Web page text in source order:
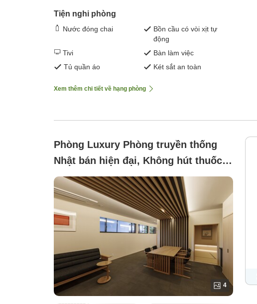
Tiện nghi phòng
Nước đóng chai
Bồn cầu có vòi xịt tự
động
Tivi
Bàn làm việc
Tủ quần áo
Két sắt an toàn
Xem thêm chi tiết về hạng phòng
Phòng Luxury Phòng truyền thống
Nhật bán hiện đại, Không hút thuốc
(Tre【Tầng 1 khu chính】)
4